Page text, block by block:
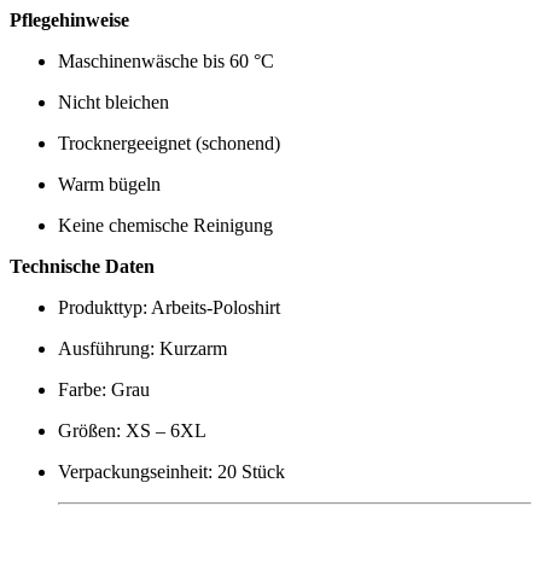
Pflegehinweise
Maschinenwäsche bis 60 °C
Nicht bleichen
Trocknergeeignet (schonend)
Warm bügeln
Keine chemische Reinigung
Technische Daten
Produkttyp: Arbeits-Poloshirt
Ausführung: Kurzarm
Farbe: Grau
Größen: XS – 6XL
Verpackungseinheit: 20 Stück